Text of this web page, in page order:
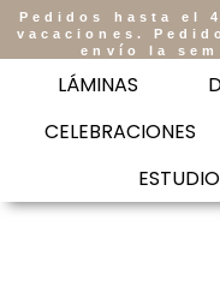
Pedidos hasta el
vacaciones.
envío la
LÁMINAS
CELEBRACIONES
ESTUDIO